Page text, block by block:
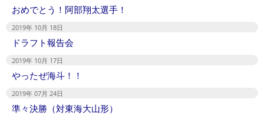
おめでとう！阿部翔太選手！
2019年 10月 18日
ドラフト報告会
2019年 10月 17日
やったぜ海斗！！
2019年 07月 24日
準々決勝（対東海大山形）